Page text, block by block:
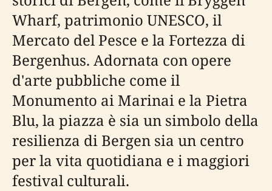
Wharf, patrimonio UNESCO, il
Mercato del Pesce e la Fortezza di
Bergenhus. Adornata con opere
d'arte pubbliche come il
Monumento ai Marinai e la Pietra
Blu, la piazza è sia un simbolo della
resilienza di Bergen sia un centro
per la vita quotidiana e i maggiori
festival culturali.